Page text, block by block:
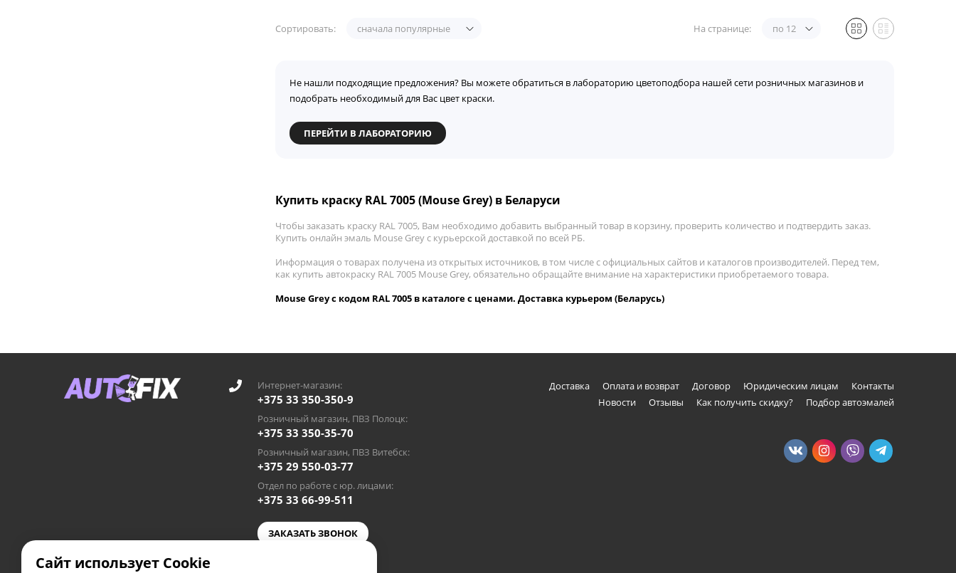
Сортировать: сначала популярные На странице: по 12
Не нашли подходящие предложения? Вы можете обратиться в лабораторию цветоподбора нашей сети розничных магазинов и
подобрать необходимый для Вас цвет краски.
ПЕРЕЙТИ В ЛАБОРАТОРИЮ
Купить краску RAL 7005 (Mouse Grey) в Беларуси
Чтобы заказать краску RAL 7005, Вам необходимо добавить выбранный товар в корзину, проверить количество и подтвердить заказ.
Купить онлайн эмаль Mouse Grey с курьерской доставкой по всей РБ.
Информация о товарах получена из открытых источников, в том числе с официальных сайтов и каталогов производителей. Перед тем,
как купить автокраску RAL 7005 Mouse Grey, обязательно обращайте внимание на характеристики приобретаемого товара.
Mouse Grey с кодом RAL 7005 в каталоге с ценами. Доставка курьером (Беларусь)
Интернет-магазин:
+375 33 350-350-9
Розничный магазин, ПВЗ Полоцк:
+375 33 350-35-70
Розничный магазин, ПВЗ Витебск:
+375 29 550-03-77
Отдел по работе с юр. лицами:
+375 33 66-99-511
ЗАКАЗАТЬ ЗВОНОК
Доставка Оплата и возврат Договор Юридическим лицам
Контакты
Новости
Отзывы Как получить скидку? Подбор автоэмалей
Сайт использует Cookie